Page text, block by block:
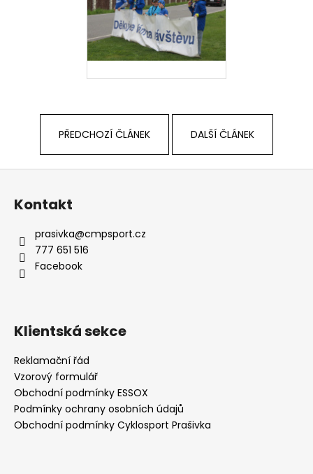
PŘEDCHOZÍ ČLÁNEK DALŠÍ ČLÁNEK
Kontakt
prasivka@cmpsport.cz
777 651 516
Facebook
Klientská sekce
Reklamační řád
Vzorový formulář
Obchodní podmínky ESSOX
Podmínky ochrany osobních údajů
Obchodní podmínky Cyklosport Prašivka